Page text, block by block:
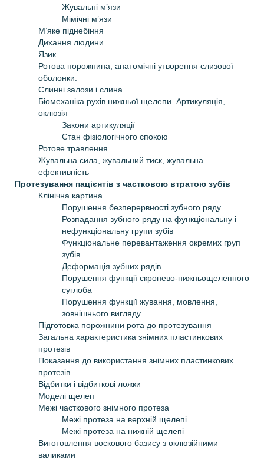
Жувальні м’язи
Мімічні м’язи
М’яке піднебіння
Дихання людини
Язик
Ротова порожнина, анатомічні утворення слизової
оболонки.
Слинні залози і слина
Біомеханіка рухів нижньої щелепи. Артикуляція,
оклюзія
Закони артикуляції
Стан фізіологічного спокою
Ротове травлення
Жувальна сила, жувальний тиск, жувальна
ефективність
Протезування пацієнтів з частковою втратою зубів
Клінічна картина
Порушення безперервності зубного ряду
Розпадання зубного ряду на функціональну і
нефункціональну групи зубів
Функціональне перевантаження окремих груп
зубів
Деформація зубних рядів
Порушення функції скронево-нижньощелепного
суглоба
Порушення функції жування, мовлення,
зовнішнього вигляду
Підготовка порожнини рота до протезування
Загальна характеристика знімних пластинкових
протезів
Показання до використання знімних пластинкових
протезів
Відбитки і відбиткові ложки
Моделі щелеп
Межі часткового знімного протеза
Межі протеза на верхній щелепі
Межі протеза на нижній щелепі
Виготовлення воскового базису з оклюзійними
валиками